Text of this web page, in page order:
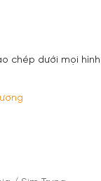
chép dưới mọi hình